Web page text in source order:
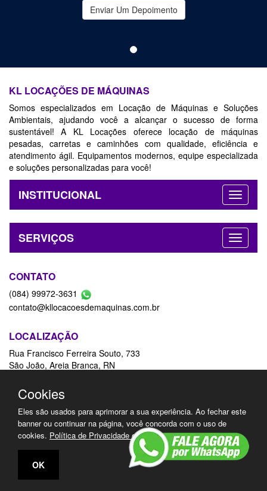
Enviar Um Depoimento
KL LOCAÇÕES DE MÁQUINAS
Somos especializados em Locação de Máquinas e Soluções
Ambientais, ajudando você a alcançar o sucesso de forma
sustentável! A KL Locações oferece locação de máquinas
pesadas, carretas e caminhões com qualidade, eficiência e
atendimento ágil. Equipamentos modernos, equipe especializada
e soluções personalizadas para você!
INSTITUCIONAL
SERVIÇOS
CONTATO
(084) 99972-3631
contato@kllocacoesdemaquinas.com.br
LOCALIZAÇÃO
Rua Francisco Ferreira Souto, 733
São João, Areia Branca, RN
Ver Mapa
REDES SOCIAIS
Cookies
Eles são usados para aprimorar a sua experiência. Ao fechar este
banner ou continuar na página, você concorda com o uso de
cookies. Política de Privacidade e Cookies
OK